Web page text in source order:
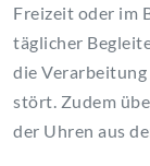
Freizeit oder im
täglicher
die
stört. Zudem
der Uhren aus